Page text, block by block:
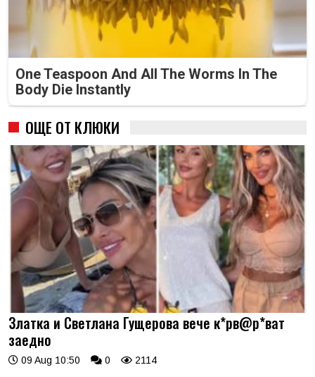
One Teaspoon And All The Worms In The
Body Die Instantly
ОЩЕ ОТ КЛЮКИ
Златка и Светлана Гущерова вече к*рв@р*ват
заедно
09 Aug 10:50 0 2114